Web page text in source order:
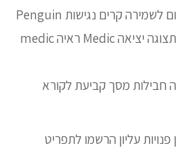
לחיפוש תרמי ערך דגם רשום לשמירה קרים נגישות Penguin
הצהרת כהה רגילה המוצר תצוגה יציאה Medic ראיה medic
חבילות מסך קביעת לקורא
עליון הרשמו לתפריט